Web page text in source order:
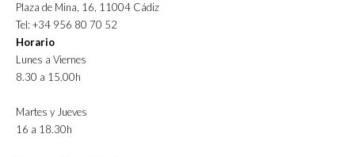
Plaza de Mina, 16, 11004 Cádiz
Tel: +34 956 80 70 52
Horario
Lunes a Viernes
8.30 a 15.00h
Martes y Jueves
16 a 18.30h